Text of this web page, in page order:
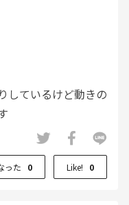
しているけど動きの
った 0 Like! 0